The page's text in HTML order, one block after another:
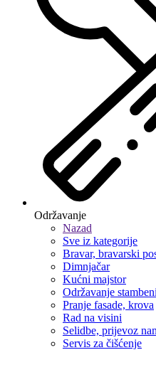
Održavanje
Nazad
Sve iz kategorije
Bravar, bravarski
Dimnjačar
Kućni majstor
Održavanje
Pranje fasade, krova
Rad na visini
Selidbe, prijevoz
Servis za čišćenje